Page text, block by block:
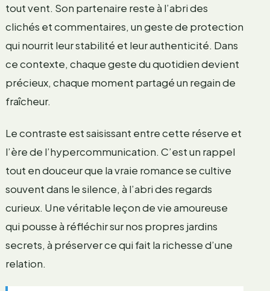
tout vent. Son partenaire reste à l’abri des
clichés et commentaires, un geste de protection
qui nourrit leur stabilité et leur authenticité. Dans
ce contexte, chaque geste du quotidien devient
précieux, chaque moment partagé un regain de
fraîcheur.
Le contraste est saisissant entre cette réserve et
l’ère de l’hypercommunication. C’est un rappel
tout en douceur que la vraie romance se cultive
souvent dans le silence, à l’abri des regards
curieux. Une véritable leçon de vie amoureuse
qui pousse à réfléchir sur nos propres jardins
secrets, à préserver ce qui fait la richesse d’une
relation.